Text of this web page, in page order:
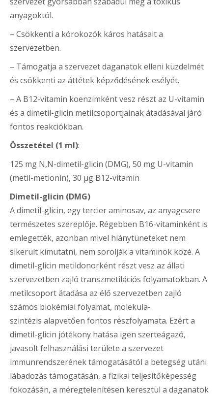
anyagoktól.
– Csökkenti a kórokozók káros hatásait a
szervezetben.
– Támogatja a szervezet daganatok elleni küzdelmét
és csökkenti az áttétek képződésének esélyét.
– A B12-vitamin koenzimként vesz részt az U-vitamin
és a dimetil-glicin metilcsoportjainak átadásával járó
fontos reakciókban.
Összetétel (1 ml):
125 mg N,N-dimetil-glicin (DMG), 50 mg U-vitamin
(metil-metionin), 30 μg B12-vitamin
Dimetil-glicin (DMG)
A dimetil-glicin, egy tercier aminosav, az anyagcsere
természetes szereplője. Régebben B16-vitaminként is
emlegették, azonban mivel hiánytüneteket nem
sikerült kimutatni, nem sorolják a vitaminok közé. A
dimetil-glicin metildonorként részt vesz az állati
szervezetben zajló transzmetilációs folyamatokban. A
metilcsoport átadása az élő szervezetben zajló
számos biokémiai folyamat, molekula-
szintézis alapvetően fontos részfolyamata. Ezért a
dimetil-glicin jótékony hatása igen szerteágazó,
javasolt felhasználási területe a szervezet
immunrendszerének támogatásától a betegség utáni
lábadozás támogatásán, a fizikai teljesítőképesség
fokozásán, a méregtelenítésen keresztül a daganatok